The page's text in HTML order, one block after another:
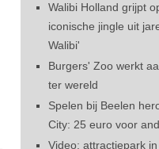
Walibi Holland grijpt
iconische jingle uit
Walibi'
Burgers' Zoo werkt
ter wereld
Spelen bij Beelen
City: 25 euro voor
Video: attractiepark